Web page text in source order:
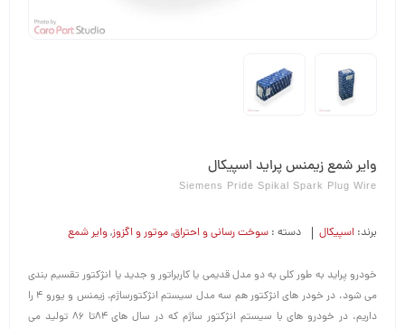
وایر شمع زیمنس پراید اسپیکال
Siemens Pride Spikal Spark Plug Wire
برند: اسپیکال دسته : سوخت رسانی و احتراق,موتور و اگزوز,وایر شمع
خودرو پراید به طور کلی به دو مدل قدیمی یا کاربراتور و جدید یا انژکتور تقسیم بندی
می شود. در خودر های انژکتور هم سه مدل سیستم انژکتورساژم، زیمنس و یورو 4 را
داریم. در خودرو های با سیستم انژکتور ساژم که در سال های 84تا 86 تولید می